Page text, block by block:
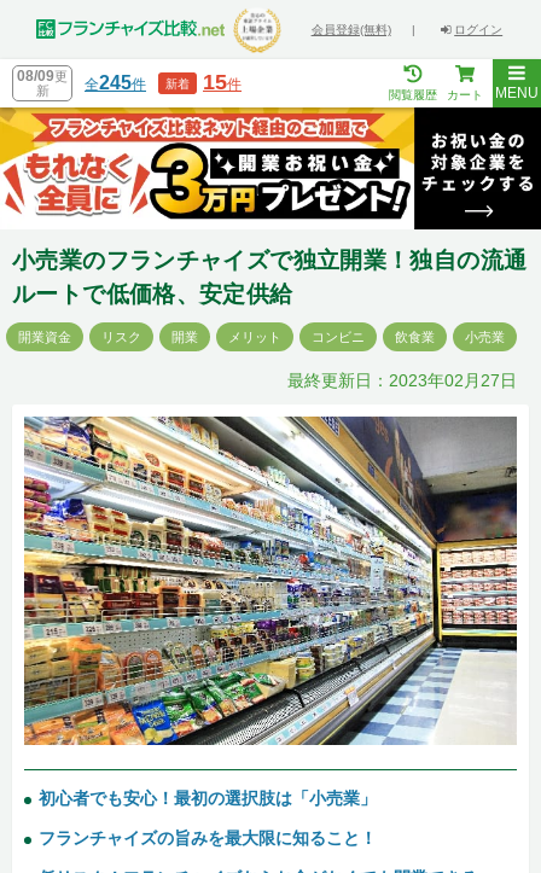
会員登録(無料) | ログイン
08/09更
新
全245件 新着 15件
閲覧履歴 カート MENU
小売業のフランチャイズで独立開業！独自の流通
ルートで低価格、安定供給
開業資金 リスク 開業 メリット コンビニ 飲食業 小売業
最終更新日：2023年02月27日
初心者でも安心！最初の選択肢は「小売業」
フランチャイズの旨みを最大限に知ること！